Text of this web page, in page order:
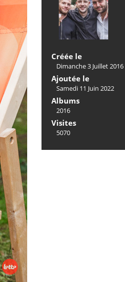
Créée le
Dimanche 3 Juillet 2016
Ajoutée le
Samedi 11 Juin 2022
Albums
2016
Visites
5070